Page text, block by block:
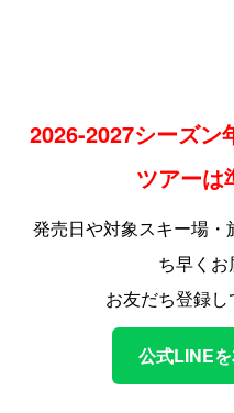
2026-2027シーズン
ツアーは
発売日や対象スキー場
ち早くお
お友だち登録し
公式LINE